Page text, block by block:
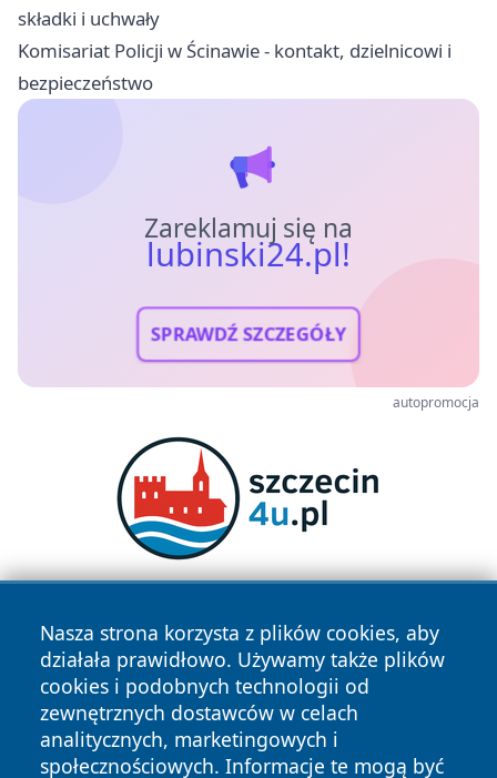
składki i uchwały
Komisariat Policji w Ścinawie - kontakt, dzielnicowi i
bezpieczeństwo
Zareklamuj się na
lubinski24.pl!
SPRAWDŹ SZCZEGÓŁY
autopromocja
Nasza strona korzysta z plików cookies, aby
działała prawidłowo. Używamy także plików
cookies i podobnych technologii od
zewnętrznych dostawców w celach
analitycznych, marketingowych i
społecznościowych. Informacje te mogą być
Copyright © 2026 lubinski24.pl Wszystkie prawa zastrzeżone.